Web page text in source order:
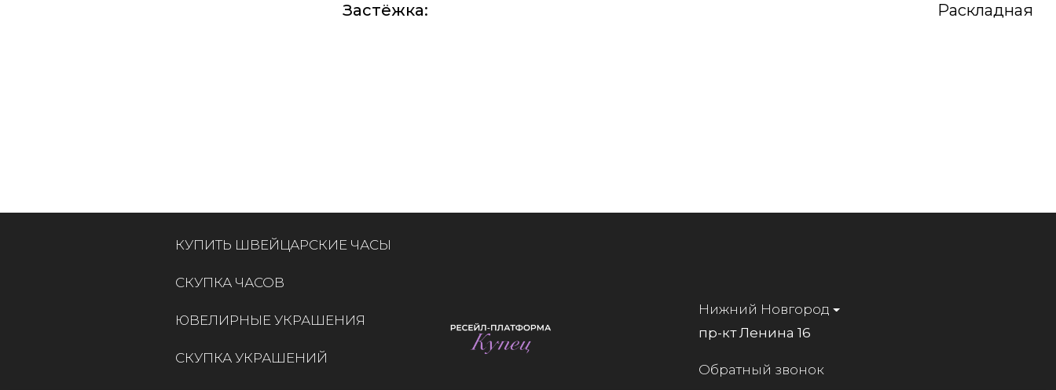
Застёжка:
Раскладная
КУПИТЬ ШВЕЙЦАРСКИЕ ЧАСЫ
СКУПКА ЧАСОВ
ЮВЕЛИРНЫЕ УКРАШЕНИЯ
СКУПКА УКРАШЕНИЙ
Нижний Новгород
пр-кт Ленина 16
Обратный звонок